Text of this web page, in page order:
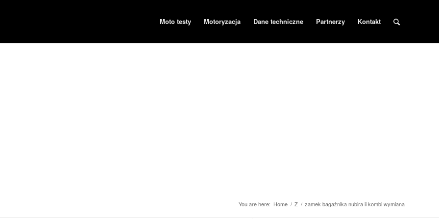
Moto testy Motoryzacja Dane techniczne Partnerzy Kontakt
You are here: Home / Z / zamek bagażnika nubira ii kombi wymiana